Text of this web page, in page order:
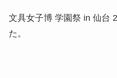
文具女子博 学園祭 in 仙台
た。